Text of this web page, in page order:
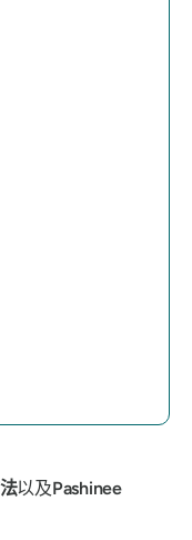
以及Pashinee